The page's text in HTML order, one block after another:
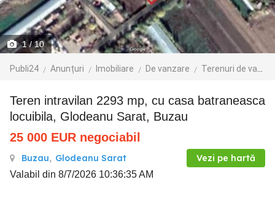
1/ 10
Publi24 Anunțuri Imobiliare De vanzare Terenuri de vanzare
Teren intravilan 2293 mp, cu casa batraneasca
locuibila, Glodeanu Sarat, Buzau
25 000 EUR negociabil
Buzau, Glodeanu Sarat Vezi pe hartă
Valabil din 8/7/2026 10:36:35 AM